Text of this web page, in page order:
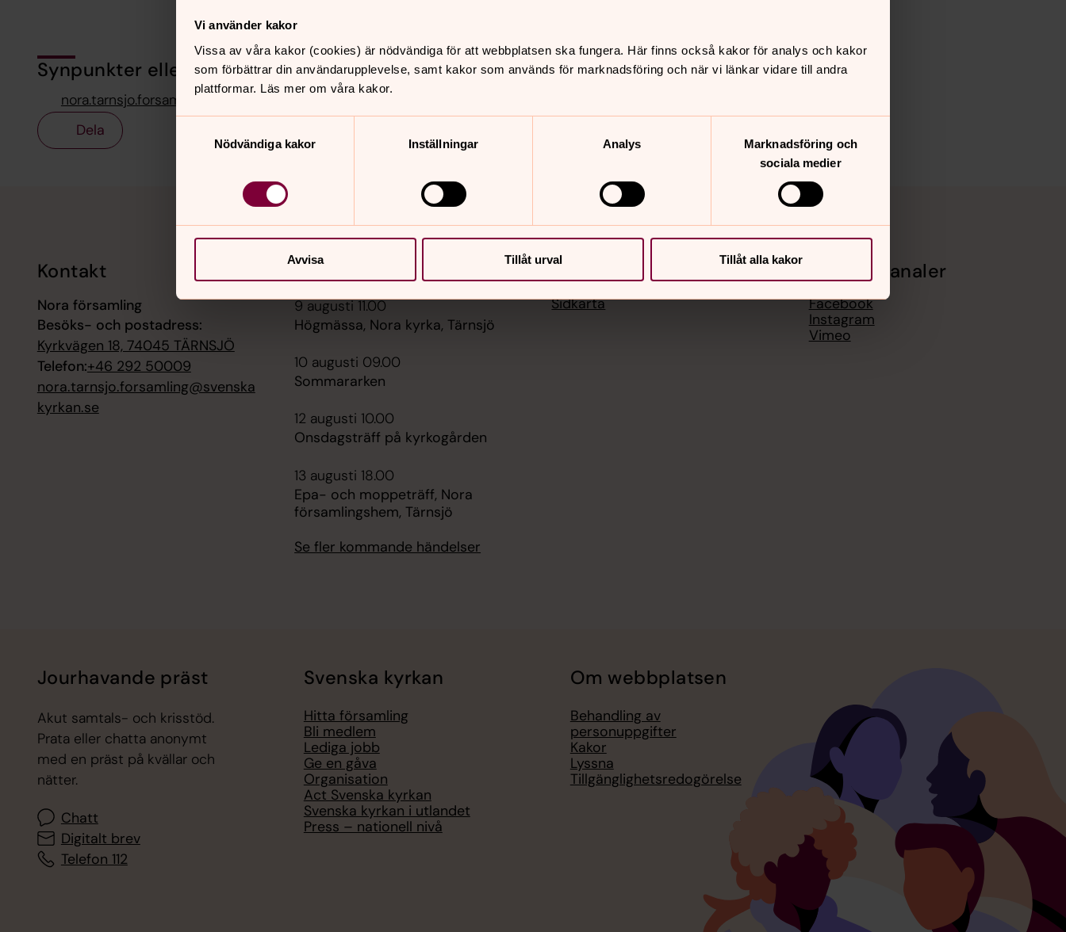
Vi använder kakor
Vissa av våra kakor (cookies) är nödvändiga för att webbplatsen ska fungera. Här finns också kakor för analys och kakor
som förbättrar din användarupplevelse, samt kakor som används för marknadsföring och när vi länkar vidare till andra
plattformar. Läs mer om våra kakor.
Nödvändiga kakor
Inställningar Analys
Marknadsföring och
sociala medier
Avvisa Tillåt urval Tillåt alla kakor
Synpunkter eller frågor på sidans innehåll?
nora.tarnsjo.forsamling@svenskakyrkan.se
Dela
Kontakt
Nora församling
Besöks- och postadress:
Kyrkvägen 18, 74045 TÄRNSJÖ
Telefon:+46 292 50009
nora.tarnsjo.forsamling@svenska
kyrkan.se
Kalender
9 augusti 11.00
Högmässa, Nora kyrka, Tärnsjö
10 augusti 09.00
Sommararken
12 augusti 10.00
Onsdagsträff på kyrkogården
13 augusti 18.00
Epa- och moppeträff, Nora
församlingshem, Tärnsjö
Se fler kommande händelser
Hitta snabbt
Sidkarta
Sociala kanaler
Facebook
Instagram
Vimeo
Jourhavande präst
Akut samtals- och krisstöd.
Prata eller chatta anonymt
med en präst på kvällar och
nätter.
Chatt
Digitalt brev
Telefon 112
Svenska kyrkan
Hitta församling
Bli medlem
Lediga jobb
Ge en gåva
Organisation
Act Svenska kyrkan
Svenska kyrkan i utlandet
Press – nationell nivå
Om webbplatsen
Behandling av
personuppgifter
Kakor
Lyssna
Tillgänglighetsredogörelse